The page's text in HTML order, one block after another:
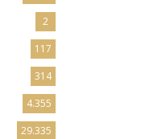
2
117
314
4.355
29.335